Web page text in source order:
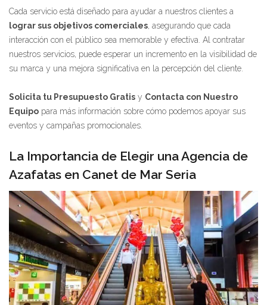
Cada servicio está diseñado para ayudar a nuestros clientes a
lograr sus objetivos comerciales , asegurando que cada
interacción con el público sea memorable y efectiva. Al contratar
nuestros servicios, puede esperar un incremento en la visibilidad de
su marca y una mejora significativa en la percepción del cliente.
Solicita tu Presupuesto Gratis y Contacta con Nuestro
Equipo para más información sobre cómo podemos apoyar sus
eventos y campañas promocionales.
La Importancia de Elegir una Agencia de
Azafatas en Canet de Mar Seria